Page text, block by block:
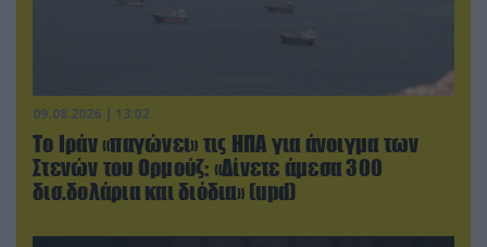
09.08.2026 | 13:02
Το Ιράν «παγώνει» τις ΗΠΑ για άνοιγμα των
Στενών του Ορμούζ: «Δίνετε άμεσα 300
δισ.δολάρια και διόδια» (upd)